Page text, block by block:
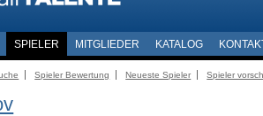
SPIELER MITGLIEDER KATALOG
Spieler Bewertung Neueste Spieler
Spieler